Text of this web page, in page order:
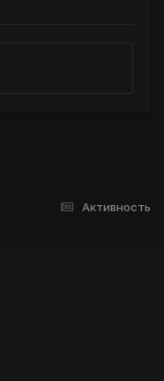
Активность